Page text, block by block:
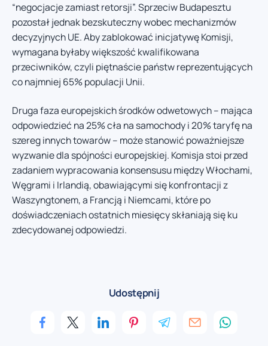
“negocjacje zamiast retorsji”. Sprzeciw Budapesztu
pozostał jednak bezskuteczny wobec mechanizmów
decyzyjnych UE. Aby zablokować inicjatywę Komisji,
wymagana byłaby większość kwalifikowana
przeciwników, czyli piętnaście państw reprezentujących
co najmniej 65% populacji Unii.
Druga faza europejskich środków odwetowych – mająca
odpowiedzieć na 25% cła na samochody i 20% taryfę na
szereg innych towarów – może stanowić poważniejsze
wyzwanie dla spójności europejskiej. Komisja stoi przed
zadaniem wypracowania konsensusu między Włochami,
Węgrami i Irlandią, obawiającymi się konfrontacji z
Waszyngtonem, a Francją i Niemcami, które po
doświadczeniach ostatnich miesięcy skłaniają się ku
zdecydowanej odpowiedzi.
Udostępnij